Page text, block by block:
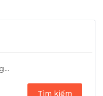
Tìm kiếm